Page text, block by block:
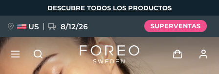
DESCUBRE TODOS LOS PRODUCTOS
US 8/12/26 SUPERVENTAS